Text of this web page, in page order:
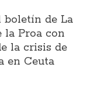
boletín de La
la Proa con
la crisis de
en Ceuta